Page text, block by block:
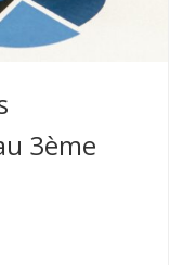
3ème